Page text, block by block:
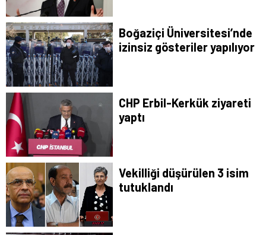
Boğaziçi Üniversitesi’nde
izinsiz gösteriler yapılıyor
CHP Erbil-Kerkük ziyareti
yaptı
Vekilliği düşürülen 3 isim
tutuklandı